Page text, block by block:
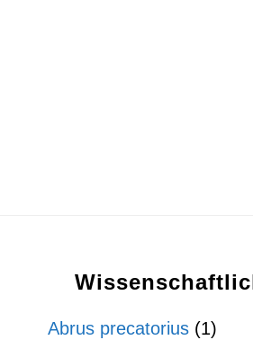
Abrus precatorius (1)